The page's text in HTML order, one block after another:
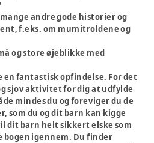
andre gode historier og
f.eks. om mumitroldene og
og store øjeblikke med
en fantastisk opfindelse. For det
sjov aktivitet for dig at udfylde
mindes du og foreviger du de
som du og dit barn kan kigge
dit barn helt sikkert elske som
bogen igennem. Du finder